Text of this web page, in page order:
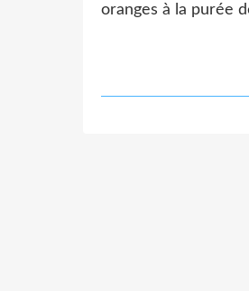
oranges à la purée